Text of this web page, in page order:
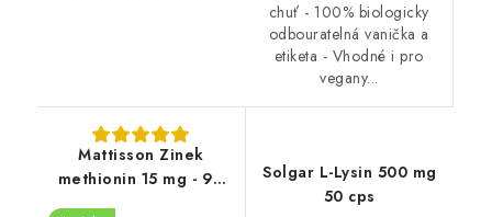
chuť - 100% biologicky
odbouratelná vanička a
etiketa - Vhodné i pro
vegany...
Mattisson Zinek
methionin 15 mg - 90
Solgar L-Lysin 500 mg
50 cps